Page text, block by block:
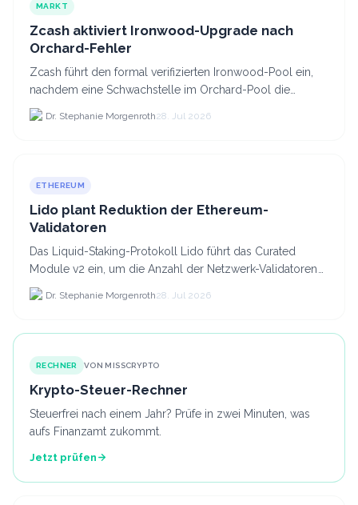
MARKT
Zcash aktiviert Ironwood-Upgrade nach
Orchard-Fehler
Zcash führt den formal verifizierten Ironwood-Pool ein,
nachdem eine Schwachstelle im Orchard-Pool die
Erstellung gefälschter ZEC-Token ermöglichte.
Dr. Stephanie Morgenroth28. Jul 2026
ETHEREUM
Lido plant Reduktion der Ethereum-
Validatoren
Das Liquid-Staking-Protokoll Lido führt das Curated
Module v2 ein, um die Anzahl der Netzwerk-Validatoren
von 880.000 auf etwa 628.
Dr. Stephanie Morgenroth28. Jul 2026
RECHNER VON MISSCRYPTO
Krypto-Steuer-Rechner
Steuerfrei nach einem Jahr? Prüfe in zwei Minuten, was
aufs Finanzamt zukommt.
Jetzt prüfen